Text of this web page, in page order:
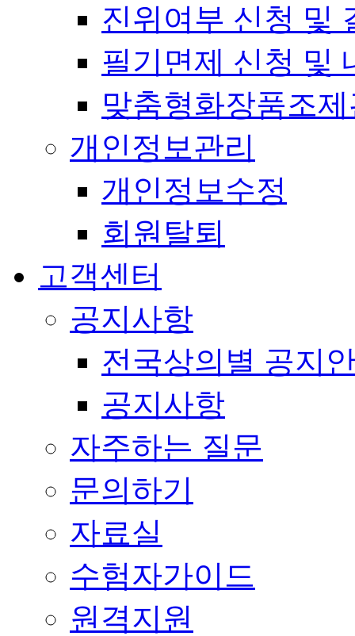
진위여부 신청 및
필기면제 신청 및
맞춤형화장품조
개인정보관리
개인정보수정
회원탈퇴
고객센터
공지사항
전국상의별 공지
공지사항
자주하는 질문
문의하기
자료실
수험자가이드
원격지원